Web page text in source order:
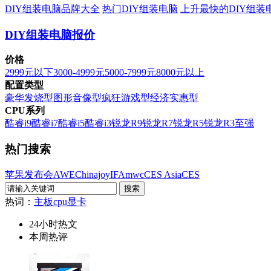
DIY组装电脑品牌大全 热门DIY组装电脑 上升最快的DIY组装
DIY组装电脑报价
价格
2999元以下3000-4999元5000-7999元8000元以上
配置类型
豪华发烧型图形音像型疯狂游戏型经济实惠型
CPU系列
酷睿i9酷睿i7酷睿i5酷睿i3锐龙R9锐龙R7锐龙R5锐龙R3至强
热门搜索
苹果发布会AWEChinajoyIFAmwcCES AsiaCES
热词： 主板cpu显卡
24小时热文
本周热评